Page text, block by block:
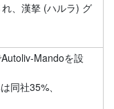
、漢拏 (ハルラ) グ
Mandoを設
同社35%、